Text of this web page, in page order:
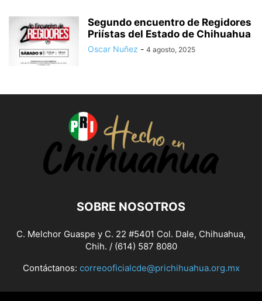
Segundo encuentro de Regidores
Priístas del Estado de Chihuahua
Oscar Nuñez - 4 agosto, 2025
SOBRE NOSOTROS
C. Melchor Guaspe y C. 22 #5401 Col. Dale, Chihuahua,
Chih. / (614) 587 8080
Contáctanos: correooficialcde@prichihuahua.org.mx